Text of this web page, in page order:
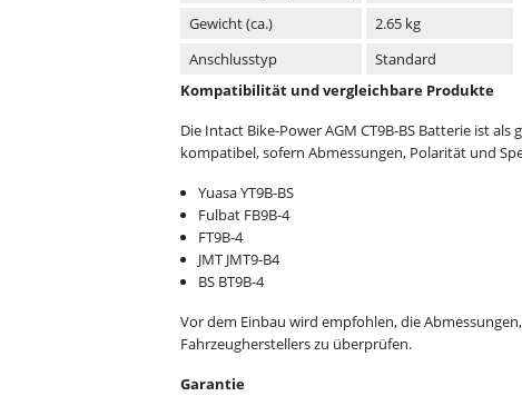
Gewicht (ca.)
2.65 kg
Anschlusstyp
Standard
Kompatibilität und vergleichbare Produkte
Die Intact Bike-Power AGM CT9B-BS Batterie ist
kompatibel, sofern Abmessungen, Polarität und
Yuasa YT9B-BS
Fulbat FB9B-4
FT9B-4
JMT JMT9-B4
BS BT9B-4
Vor dem Einbau wird empfohlen, die
Fahrzeugherstellers zu überprüfen.
Garantie